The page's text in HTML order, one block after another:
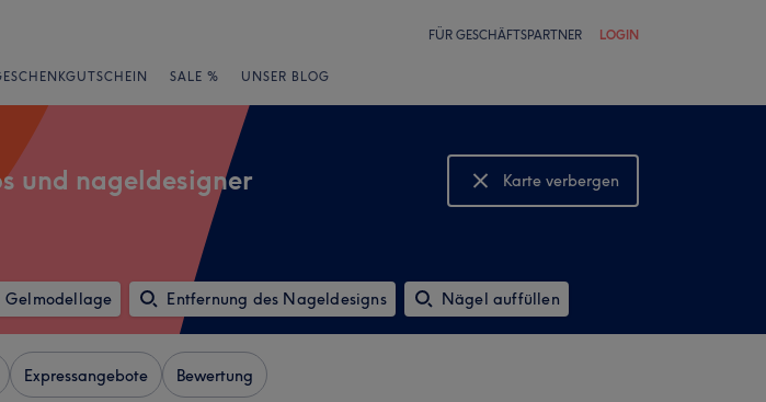
FÜR GESCHÄFTSPARTNER LOGIN
SALE % UNSER BLOG
und nageldesigner
Karte verbergen
Karte anzeigen
Gelmodellage Entfernung des Nageldesigns Nägel auffüllen
Expressangebote Bewertung